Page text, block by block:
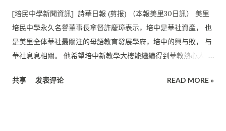
撈取“政治籌碼”的場所。 他強調，無論是一間公司或一個政府，
都有一套屬於自己的作業程序。 這筆撥款既然是砂首長拿督巴丁
宜阿邦佐哈里親口許下的承諾， 那首長必會兌現，實在無需擾煩
議員一而再、再而三的代為提醒。 他認為，協助獨中向聯邦爭取
倒不如要求聯邦政府加速落實所有的競選承諾來的更切實際。
[培民中學新聞資訊] 詩華日報 (剪报) （本報美里30日訊） 美里
培民中學永久名譽董事長拿督許慶璋表示，培中是華社資產， 也
是美里全体華社最關注的母語教育發展學府，培中的興与敗， 与
華社息息相關。 他希望培中新教學大樓能繼續得到華教熱心人士
棟樑。 也是培中建築委員會主席的許慶璋今日在主持新校舍上樑
共享 发表评论 READ MORE »